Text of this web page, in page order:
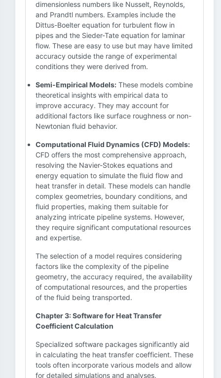
dimensionless numbers like Nusselt, Reynolds,
and Prandtl numbers. Examples include the
Dittus-Boelter equation for turbulent flow in
pipes and the Sieder-Tate equation for laminar
flow. These are easy to use but may have limited
accuracy outside the range of experimental
conditions they were derived from.
Semi-Empirical Models: These models combine
theoretical insights with empirical data to
improve accuracy. They may account for
additional factors like surface roughness or non-
Newtonian fluid behavior.
Computational Fluid Dynamics (CFD) Models:
CFD offers the most comprehensive approach,
resolving the Navier-Stokes equations and
energy equation to simulate the fluid flow and
heat transfer in detail. These models can handle
complex geometries, boundary conditions, and
fluid properties, making them suitable for
analyzing intricate pipeline systems. However,
they require significant computational resources
and expertise.
The selection of a model requires considering
factors like the complexity of the pipeline
geometry, the accuracy required, the availability
of computational resources, and the properties
of the fluid being transported.
Chapter 3: Software for Heat Transfer
Coefficient Calculation
Specialized software packages significantly aid
in calculating the heat transfer coefficient. These
tools often incorporate various models and allow
for detailed simulations and analyses.